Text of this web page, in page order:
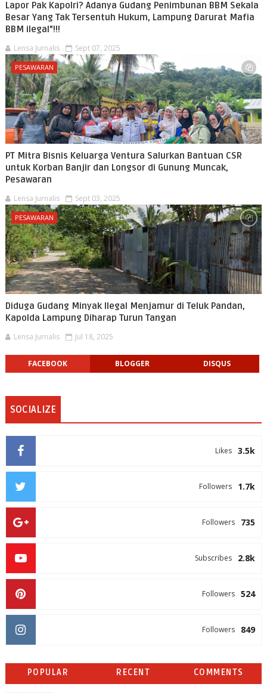
Lapor Pak Kapolri? Adanya Gudang Penimbunan BBM Sekala
Besar Yang Tak Tersentuh Hukum, Lampung Darurat Mafia
BBM ilegal"!!!
Lensa Jurnalis Sept 07, 2025
PESAWARAN
PT Mitra Bisnis Keluarga Ventura Salurkan Bantuan CSR
untuk Korban Banjir dan Longsor di Gunung Muncak,
Pesawaran
Lensa Jurnalis Sept 03, 2025
PESAWARAN
Diduga Gudang Minyak Ilegal Menjamur di Teluk Pandan,
Kapolda Lampung Diharap Turun Tangan
Lensa Jurnalis Jul 18, 2025
FACEBOOK BLOGGER DISQUS
SOCIALIZE
3.5k
Likes
1.7k
Followers
735
Followers
2.8k
Subscribes
524
Followers
849
Followers
POPULAR RECENT COMMENTS